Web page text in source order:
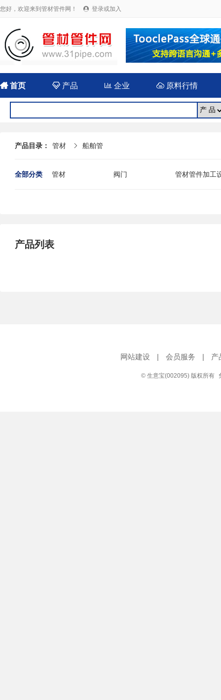
您好，欢迎来到管材管件网！  登录或加入
首页 产品  企业 原料行情
产品目录： 管材  船舶管
全部分类 管材 阀门
管材管件加工
产品列表
网站建设 | 会员服务 | 产
© 生意宝(002095) 版权所有